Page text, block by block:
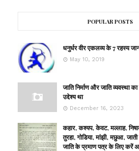
POPULAR POSTS
धनुर्धर वीर एकलव्य के 7 रहस्य
May 10, 2019
जाति निर्माण और जाति व्यवस्था
उद्देश्य था
December 16, 2023
कहार, कश्यप, केवट, मल्लाह,
तुरहा, गोडिया, मांझी, मछुआ,
जाति के प्रमाण पत्र के लिए करें